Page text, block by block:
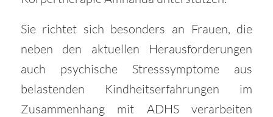
Sie richtet sich besonders an Frauen, die
neben den aktuellen Herausforderungen
auch psychische Stresssymptome aus
belastenden Kindheitserfahrungen im
Zusammenhang mit ADHS verarbeiten